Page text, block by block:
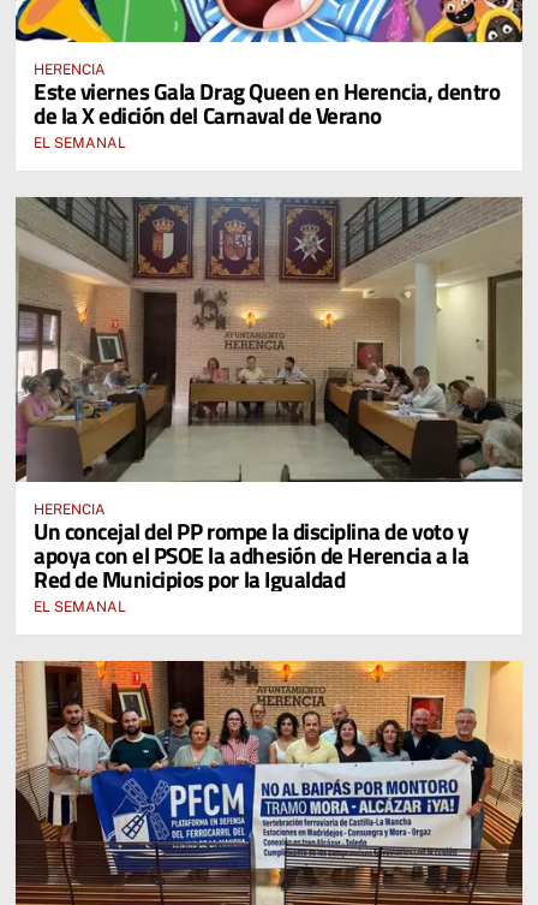
HERENCIA
Este viernes Gala Drag Queen en Herencia, dentro
de la X edición del Carnaval de Verano
EL SEMANAL
HERENCIA
Un concejal del PP rompe la disciplina de voto y
apoya con el PSOE la adhesión de Herencia a la
Red de Municipios por la Igualdad
EL SEMANAL